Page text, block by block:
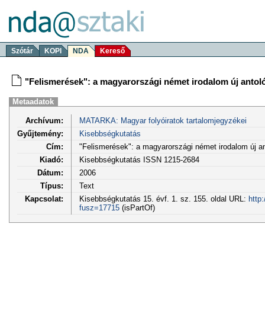
Szótár KOPI NDA Kereső
"Felismerések": a magyarországi német irodalom új
Metaadatok
Archívum:
MATARKA: Magyar folyóiratok tartalomjegyzékei
Gyűjtemény:
Kisebbségkutatás
Cím:
"Felismerések": a magyarországi német irodalom új
Kiadó:
Kisebbségkutatás ISSN 1215-2684
Dátum:
2006
Típus:
Text
Kapcsolat:
Kisebbségkutatás 15. évf. 1. sz. 155. oldal URL:
fusz=17715(isPartOf)